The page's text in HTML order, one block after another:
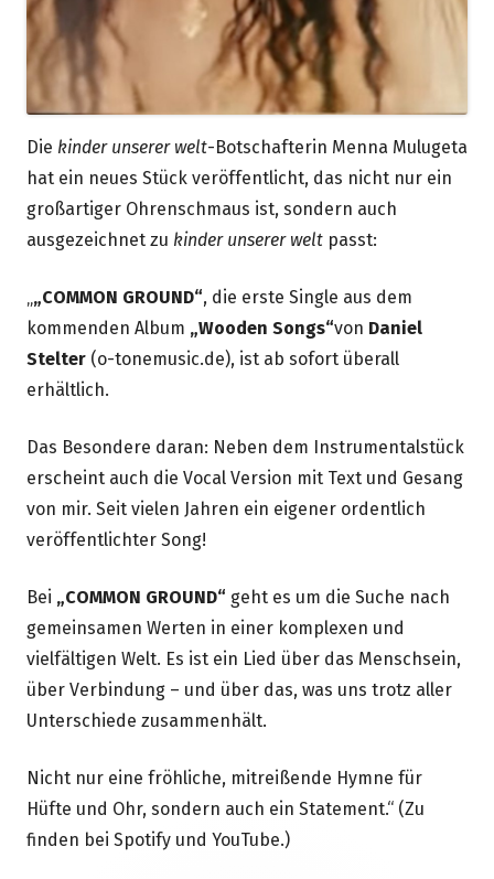
Die kinder unserer welt-Botschafterin Menna Mulugeta
hat ein neues Stück veröffentlicht, das nicht nur ein
großartiger Ohrenschmaus ist, sondern auch
ausgezeichnet zu kinder unserer welt passt:
„„COMMON GROUND“, die erste Single aus dem
kommenden Album „Wooden Songs“von Daniel
Stelter (o-tonemusic.de), ist ab sofort überall
erhältlich.
Das Besondere daran: Neben dem Instrumentalstück
erscheint auch die Vocal Version mit Text und Gesang
von mir. Seit vielen Jahren ein eigener ordentlich
veröffentlichter Song!
Bei „COMMON GROUND“ geht es um die Suche nach
gemeinsamen Werten in einer komplexen und
vielfältigen Welt. Es ist ein Lied über das Menschsein,
über Verbindung – und über das, was uns trotz aller
Unterschiede zusammenhält.
Nicht nur eine fröhliche, mitreißende Hymne für
Hüfte und Ohr, sondern auch ein Statement.“ (Zu
finden bei Spotify und YouTube.)